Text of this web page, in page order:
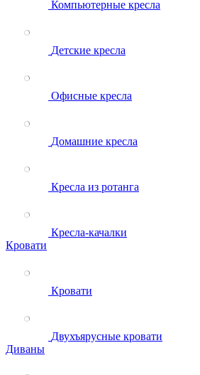
Компьютерные кресла
Детские кресла
Офисные кресла
Домашние кресла
Кресла из ротанга
Кресла-качалки
Кровати
Кровати
Двухъярусные кровати
Диваны